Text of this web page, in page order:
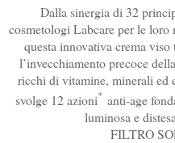
Dalla sinergia di 32
cosmetologi Labcare per le loro
questa innovativa crema viso
l’invecchiamento precoce
ricchi di vitamine, minerali ed
svolge 12 azioni* anti-age
luminosa e
FILTRO